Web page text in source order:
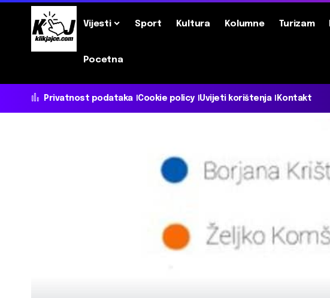
Vijesti Sport Kultura Kolumne Turizam
Pocetna
Privatnost podataka Cookie policy Uvijeti korištenja Kontakt